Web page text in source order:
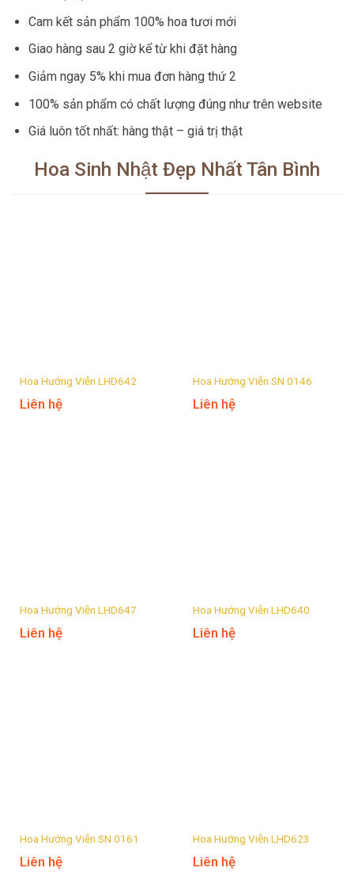
Cam kết sản phẩm 100% hoa tươi mới
Giao hàng sau 2 giờ kể từ khi đặt hàng
Giảm ngay 5% khi mua đơn hàng thứ 2
100% sản phẩm có chất lượng đúng như trên website
Giá luôn tốt nhất: hàng thật – giá trị thật
Hoa Sinh Nhật Đẹp Nhất Tân Bình
Hoa Hướng Viễn LHD642
Liên hệ
Hoa Hướng Viễn SN 0146
Liên hệ
Hoa Hướng Viễn LHD647
Liên hệ
Hoa Hướng Viễn LHD640
Liên hệ
Hoa Hướng Viễn SN 0161
Liên hệ
Hoa Hướng Viễn LHD623
Liên hệ